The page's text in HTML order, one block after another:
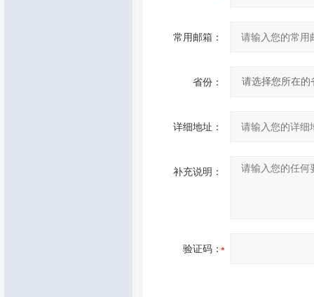
常用邮箱：
省份：
详细地址：
补充说明：
验证码：